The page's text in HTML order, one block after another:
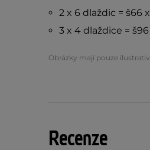
2 x 6 dlaždic = š66
3 x 4 dlaždice =
Obrázky mají pouze
Recenze